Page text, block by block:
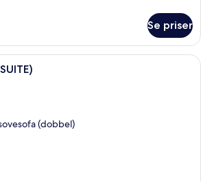
Se priser
Sengetøy av topp kvalitet, minibar
(dobbel)